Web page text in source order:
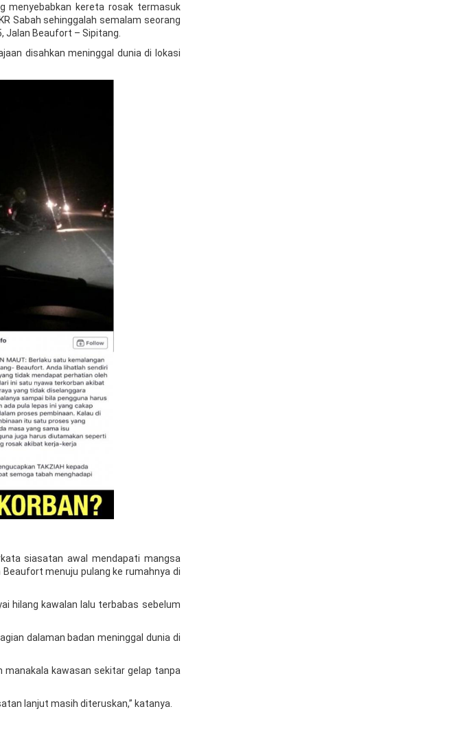
menyebabkan kereta rosak termasuk
Sabah sehinggalah semalam seorang
Jalan Beaufort – Sipitang.
disahkan meninggal dunia di lokasi
siasatan awal mendapati mangsa
menuju pulang ke rumahnya di
hilang kawalan lalu terbabas sebelum
dalaman badan meninggal dunia di
manakala kawasan sekitar gelap tanpa
lanjut masih diteruskan,” katanya.